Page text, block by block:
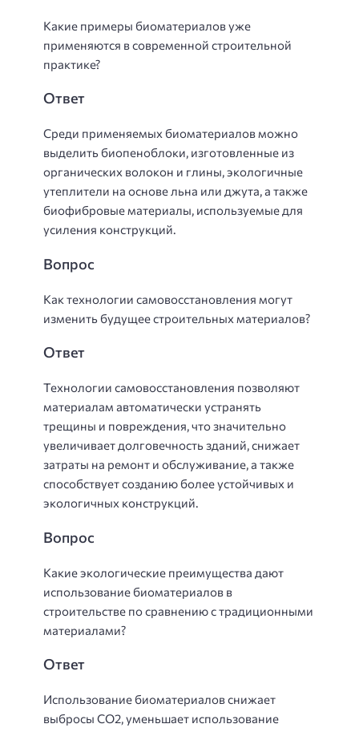
Какие примеры биоматериалов уже
применяются в современной строительной
практике?
Ответ
Среди применяемых биоматериалов можно
выделить биопеноблоки, изготовленные из
органических волокон и глины, экологичные
утеплители на основе льна или джута, а также
биофибровые материалы, используемые для
усиления конструкций.
Вопрос
Как технологии самовосстановления могут
изменить будущее строительных материалов?
Ответ
Технологии самовосстановления позволяют
материалам автоматически устранять
трещины и повреждения, что значительно
увеличивает долговечность зданий, снижает
затраты на ремонт и обслуживание, а также
способствует созданию более устойчивых и
экологичных конструкций.
Вопрос
Какие экологические преимущества дают
использование биоматериалов в
строительстве по сравнению с традиционными
материалами?
Ответ
Использование биоматериалов снижает
выбросы CO2, уменьшает использование